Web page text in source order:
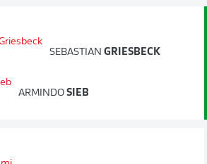
SEBASTIAN GRIESBECK
ARMINDO SIEB